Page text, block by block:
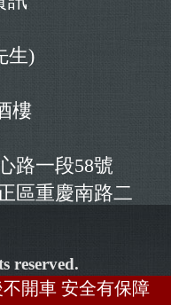
生)
樓
路一段58號
區重慶南路二
reserved.
開車 安全有保障